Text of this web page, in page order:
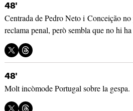
48'
Centrada de Pedro Neto i Conceição
reclama penal, però sembla que no hi ha
48'
Molt incòmode Portugal sobre la gespa.